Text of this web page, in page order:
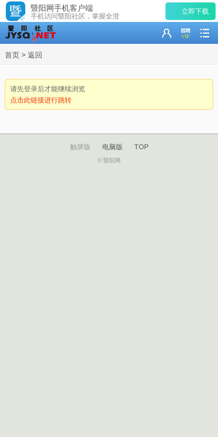
暨阳网手机客户端
手机访问暨阳社区，掌握全澄
立即下载
首页 > 返回
请先登录后才能继续浏览
点击此链接进行跳转
触屏版 电脑版 TOP
© 暨阳网